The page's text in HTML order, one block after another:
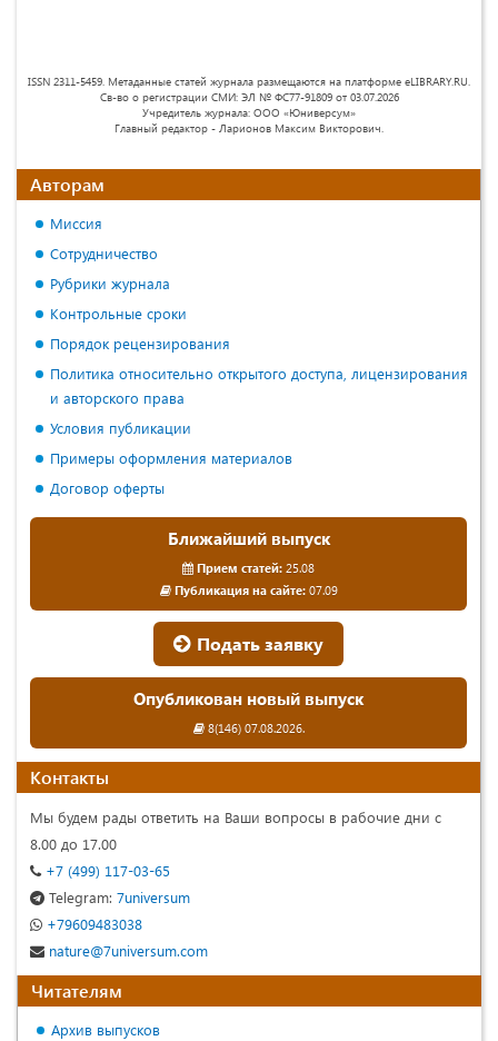
ISSN 2311-5459. Метаданные статей журнала размещаются на платформе eLIBRARY.RU.
Св-во о регистрации СМИ: ЭЛ № ФС77-91809 от 03.07.2026
Учредитель журнала: ООО «Юниверсум»
Главный редактор - Ларионов Максим Викторович.
Авторам
Миссия
Сотрудничество
Рубрики журнала
Контрольные сроки
Порядок рецензирования
Политика относительно открытого доступа, лицензирования
и авторского права
Условия публикации
Примеры оформления материалов
Договор оферты
Ближайший выпуск
Прием статей: 25.08
Публикация на сайте:07.09
Подать заявку
Опубликован новый выпуск
8(146) 07.08.2026.
Контакты
Мы будем рады ответить на Ваши вопросы в рабочие дни с
8.00 до 17.00
+7 (499) 117-03-65
Telegram: 7universum
+79609483038
nature@7universum.com
Читателям
Архив выпусков